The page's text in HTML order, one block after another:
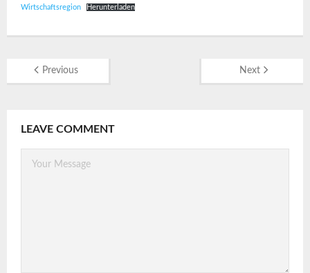
Wirtschaftsregion
Herunterladen
Previous Next
LEAVE COMMENT